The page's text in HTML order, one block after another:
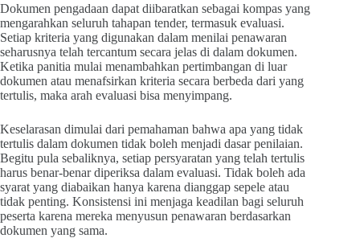
Dokumen pengadaan dapat diibaratkan sebagai kompas yang
mengarahkan seluruh tahapan tender, termasuk evaluasi.
Setiap kriteria yang digunakan dalam menilai penawaran
seharusnya telah tercantum secara jelas di dalam dokumen.
Ketika panitia mulai menambahkan pertimbangan di luar
dokumen atau menafsirkan kriteria secara berbeda dari yang
tertulis, maka arah evaluasi bisa menyimpang.
Keselarasan dimulai dari pemahaman bahwa apa yang tidak
tertulis dalam dokumen tidak boleh menjadi dasar penilaian.
Begitu pula sebaliknya, setiap persyaratan yang telah tertulis
harus benar-benar diperiksa dalam evaluasi. Tidak boleh ada
syarat yang diabaikan hanya karena dianggap sepele atau
tidak penting. Konsistensi ini menjaga keadilan bagi seluruh
peserta karena mereka menyusun penawaran berdasarkan
dokumen yang sama.